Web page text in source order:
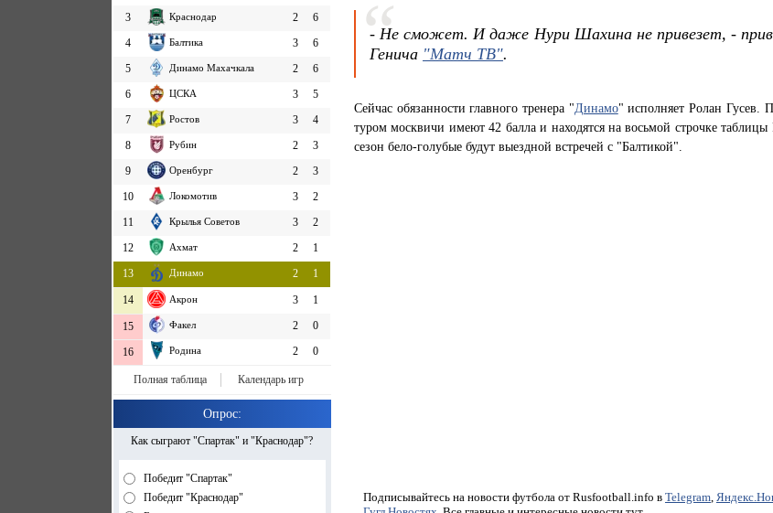
3
Краснодар 2
6
4
Балтика 3
6
5
Динамо Махачкала 2
6
6
ЦСКА 3
5
7
Ростов 3
4
8
Рубин 2
3
9
Оренбург 2
3
10
Локомотив 3
2
11
Крылья Советов 3
2
12
Ахмат 2
1
13
Динамо 2 1
14 Акрон 3 1
15 Факел 2 0
16 Родина 2 0
Полная таблица Календарь игр
Опрос:
Как сыграют "Спартак" и "Краснодар"?
Победит "Спартак"
Победит "Краснодар"
- Не сможет. И даже Нури Шахина не привезет, -
Генича "Матч ТВ".
Сейчас обязанности главного тренера "Динамо" исполняет Ролан Гусев.
туром москвичи имеют 42 балла и находятся на восьмой строчке
сезон бело-голубые будут выездной встречей с "Балтикой".
Подписывайтесь на новости футбола от Rusfootball.info в Telegram,